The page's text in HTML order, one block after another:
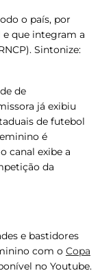
o país, por
e que integram a
Sintonize:
de
já exibiu
de futebol
é
canal exibe a
da
e bastidores
com o Copa
no Youtube.